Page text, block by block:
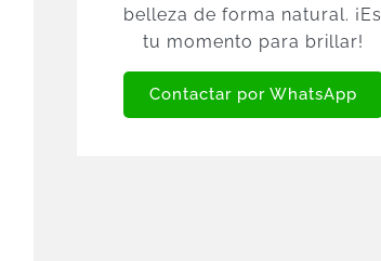
belleza de forma natural. ¡Es
tu momento para brillar!
Contactar por WhatsApp